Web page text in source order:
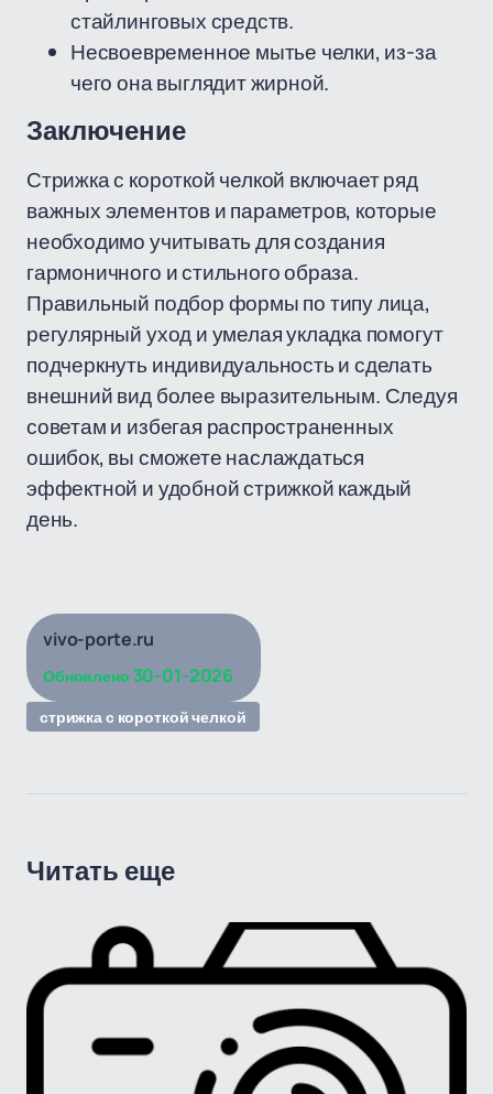
стайлинговых средств.
Несвоевременное мытье челки, из-за
чего она выглядит жирной.
Заключение
Стрижка с короткой челкой включает ряд
важных элементов и параметров, которые
необходимо учитывать для создания
гармоничного и стильного образа.
Правильный подбор формы по типу лица,
регулярный уход и умелая укладка помогут
подчеркнуть индивидуальность и сделать
внешний вид более выразительным. Следуя
советам и избегая распространенных
ошибок, вы сможете наслаждаться
эффектной и удобной стрижкой каждый
день.
vivo-porte.ru
Обновлено 30-01-2026
стрижка с короткой челкой
Читать еще